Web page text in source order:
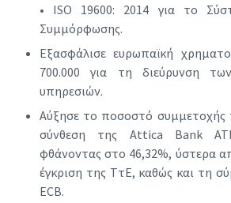
• ISO 19600: 2014 για το
Συμμόρφωσης.
Εξασφάλισε ευρωπαϊκή
700.000 για τη διεύρυνση
υπηρεσιών.
Αύξησε το ποσοστό συμμετοχής
σύνθεση της Attica Bank
φθάνοντας στο 46,32%, ύστερα
έγκριση της ΤτΕ, καθώς και τη
ECB.